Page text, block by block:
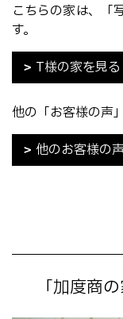
こちらの家は、
す。
T様の家を見る
他の「お客様の声
他のお客様の
「加度商